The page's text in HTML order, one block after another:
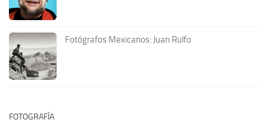
Fotógrafos Mexicanos: Juan Rulfo
FOTOGRAFÍA